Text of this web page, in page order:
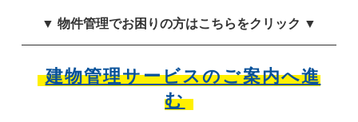
▼ 物件管理でお困りの方はこちらをクリック ▼
建物管理サービスのご案内へ進
む